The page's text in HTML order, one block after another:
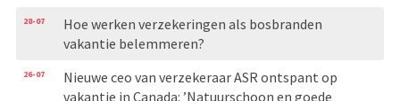
28-07
Hoe werken verzekeringen als bosbranden
vakantie belemmeren?
26-07
Nieuwe ceo van verzekeraar ASR ontspant op
vakantie in Canada: ’Natuurschoon en goede